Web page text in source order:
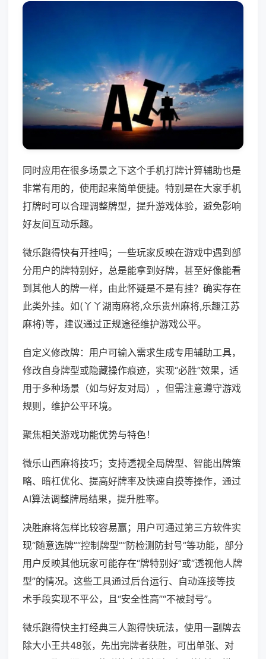
同时应用在很多场景之下这个手机打牌计算辅助也是
非常有用的，使用起来简单便捷。特别是在大家手机
打牌时可以合理调整牌型，提升游戏体验，避免影响
好友间互动乐趣。
微乐跑得快有开挂吗；一些玩家反映在游戏中遇到部
分用户的牌特别好，总是能拿到好牌，甚至好像能看
到其他人的牌一样，由此怀疑是不是有挂？确实存在
此类外挂。如(丫丫湖南麻将,众乐贵州麻将,乐趣江苏
麻将)等，建议通过正规途径维护游戏公平。
自定义修改牌：用户可输入需求生成专用辅助工具，
修改自身牌型或隐藏操作痕迹，实现“必胜”效果，适
用于多种场景（如与好友对局），但需注意遵守游戏
规则，维护公平环境。
聚焦相关游戏功能优势与特色！
微乐山西麻将技巧；支持透视全局牌型、智能出牌策
略、暗杠优化、提高好牌率及快速自摸等操作，通过
AI算法调整牌局结果，提升胜率。
决胜麻将怎样比较容易赢；用户可通过第三方软件实
现“随意选牌”“控制牌型”“防检测防封号”等功能，部分
用户反映其他玩家可能存在“牌特别好”或“透视他人牌
型”的情况。这些工具通过后台运行、自动连接等技
术手段实现不平公，且“安全性高”“不被封号”。
微乐跑得快主打经典三人跑得快玩法，使用一副牌去
除大小王共48张，先出完牌者获胜，可出单张、对